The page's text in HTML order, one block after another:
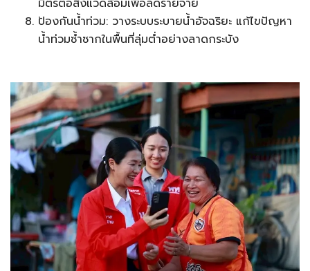
มิตรต่อสิ่งแวดล้อมเพื่อลดรายจ่าย
ป้องกันน้ำท่วม: วางระบบระบายน้ำอัจฉริยะ แก้ไขปัญหา
น้ำท่วมซ้ำซากในพื้นที่ลุ่มต่ำอย่างลาดกระบัง